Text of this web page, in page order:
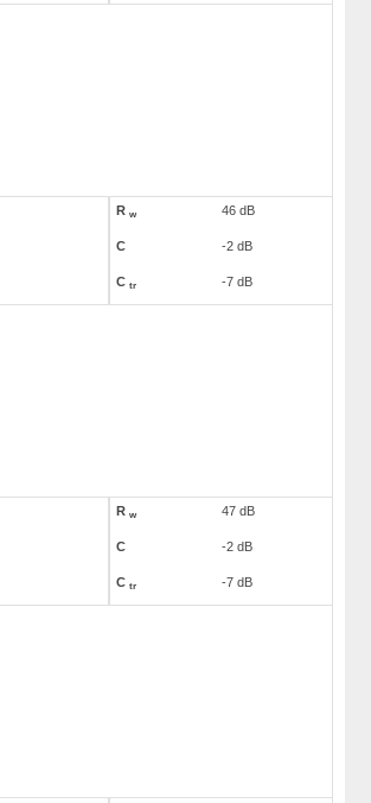
R w 46 dB
C -2 dB
C tr -7 dB
R w 47 dB
C -2 dB
C tr -7 dB